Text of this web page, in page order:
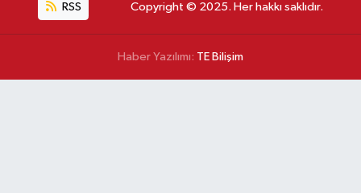
RSS Copyright © 2025. Her hakkı saklıdır.
Haber Yazılımı: TE Bilişim